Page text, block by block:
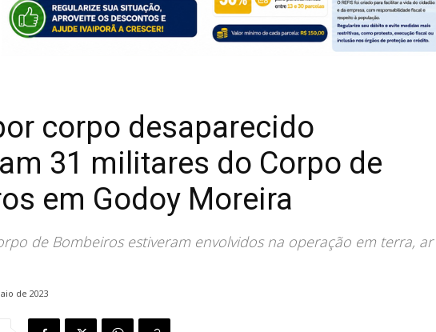
corpo desaparecido
31 militares do Corpo de
em Godoy Moreira
de Bombeiros estiveram envolvidos na operação em terra, ar
de 2023